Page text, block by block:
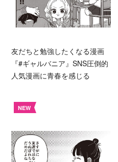
友だちと勉強したくなる漫画
『#ギャルバニア』SNS圧倒的
人気漫画に青春を感じる
NEW